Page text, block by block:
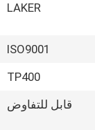
LAKER
ISO9001
TP400
قابل للتفاوض